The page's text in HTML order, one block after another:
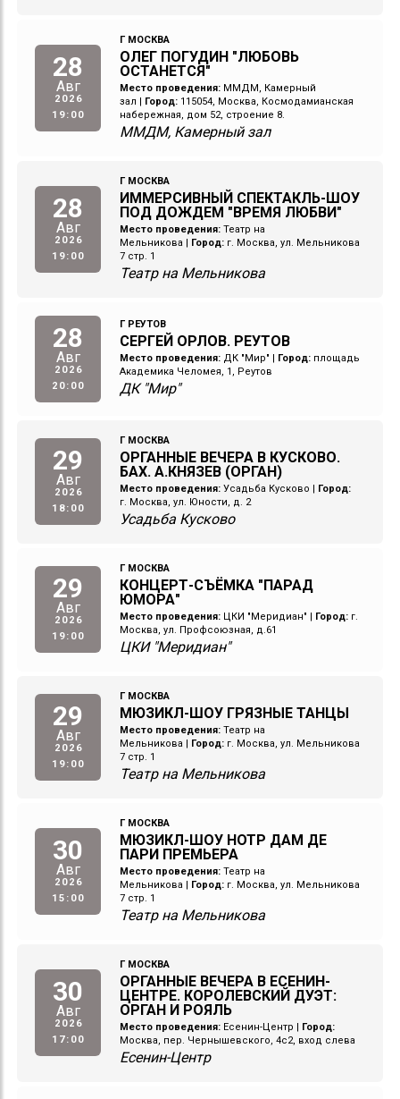
28
Авг
2026
19:00
Г МОСКВА
ОЛЕГ ПОГУДИН "ЛЮБОВЬ
ОСТАНЕТСЯ"
Место проведения: ММДМ, Камерный
зал | Город: 115054, Москва, Космодамианская
набережная, дом 52, строение 8.
ММДМ, Камерный зал
28
Авг
2026
19:00
Г МОСКВА
ИММЕРСИВНЫЙ СПЕКТАКЛЬ-ШОУ
ПОД ДОЖДЕМ "ВРЕМЯ ЛЮБВИ"
Место проведения: Театр на
Мельникова | Город: г. Москва, ул. Мельникова
7 стр. 1
Театр на Мельникова
28
Авг
2026
20:00
Г РЕУТОВ
СЕРГЕЙ ОРЛОВ. РЕУТОВ
Место проведения: ДК "Мир" Город: площадь
Академика Челомея, 1, Реутов
ДК "Мир"
29
Авг
2026
18:00
Г МОСКВА
ОРГАННЫЕ ВЕЧЕРА В КУСКОВО.
БАХ. А.КНЯЗЕВ (ОРГАН)
Место проведения: Усадьба Кусково | Город:
г. Москва, ул. Юности, д. 2
Усадьба Кусково
29
Авг
2026
19:00
Г МОСКВА
КОНЦЕРТ-СЪЁМКА "ПАРАД
ЮМОРА"
Место проведения: ЦКИ "Меридиан" | Город: г.
Москва, ул. Профсоюзная, д.61
ЦКИ "Меридиан"
29
Авг
2026
19:00
Г МОСКВА
МЮЗИКЛ-ШОУ ГРЯЗНЫЕ ТАНЦЫ
Место проведения: Театр на
Мельникова | Город: г. Москва, ул. Мельникова
7 стр. 1
Театр на Мельникова
30
Авг
2026
15:00
Г МОСКВА
МЮЗИКЛ-ШОУ НОТР ДАМ ДЕ
ПАРИ ПРЕМЬЕРА
Место проведения: Театр на
Мельникова | Город: г. Москва, ул. Мельникова
7 стр. 1
Театр на Мельникова
30
Авг
2026
17:00
Г МОСКВА
ОРГАННЫЕ ВЕЧЕРА В ЕСЕНИН-
ЦЕНТРЕ. КОРОЛЕВСКИЙ ДУЭТ:
ОРГАН И РОЯЛЬ
Место проведения: Есенин-Центр | Город:
Москва, пер. Чернышевского, 4с2, вход слева
Есенин-Центр